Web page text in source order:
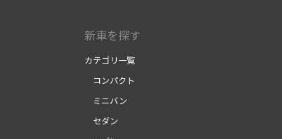
新車を探す
カテゴリ一覧
コンパクト
ミニバン
セダン